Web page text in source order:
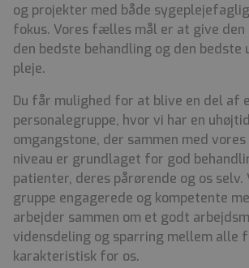
og projekter med både
fokus. Vores fælles mål er at give
den bedste behandling og den
pleje.
Du får mulighed for at blive en del af
personalegruppe, hvor vi har en
omgangstone, der sammen med
niveau er grundlaget for god
patienter, deres pårørende og os selv.
gruppe engagerede og kompetente
arbejder sammen om et godt
vidensdeling og sparring mellem alle
karakteristisk for os.